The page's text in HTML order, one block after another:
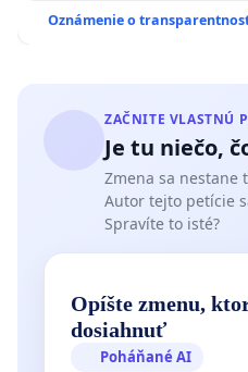
Oznámenie o
ZAČNITE VLASTNÚ
Je tu niečo,
Zmena sa nestane
Autor tejto petície
Spravíte to isté?
Opíšte zmenu,
dosiahnuť
Poháňané AI